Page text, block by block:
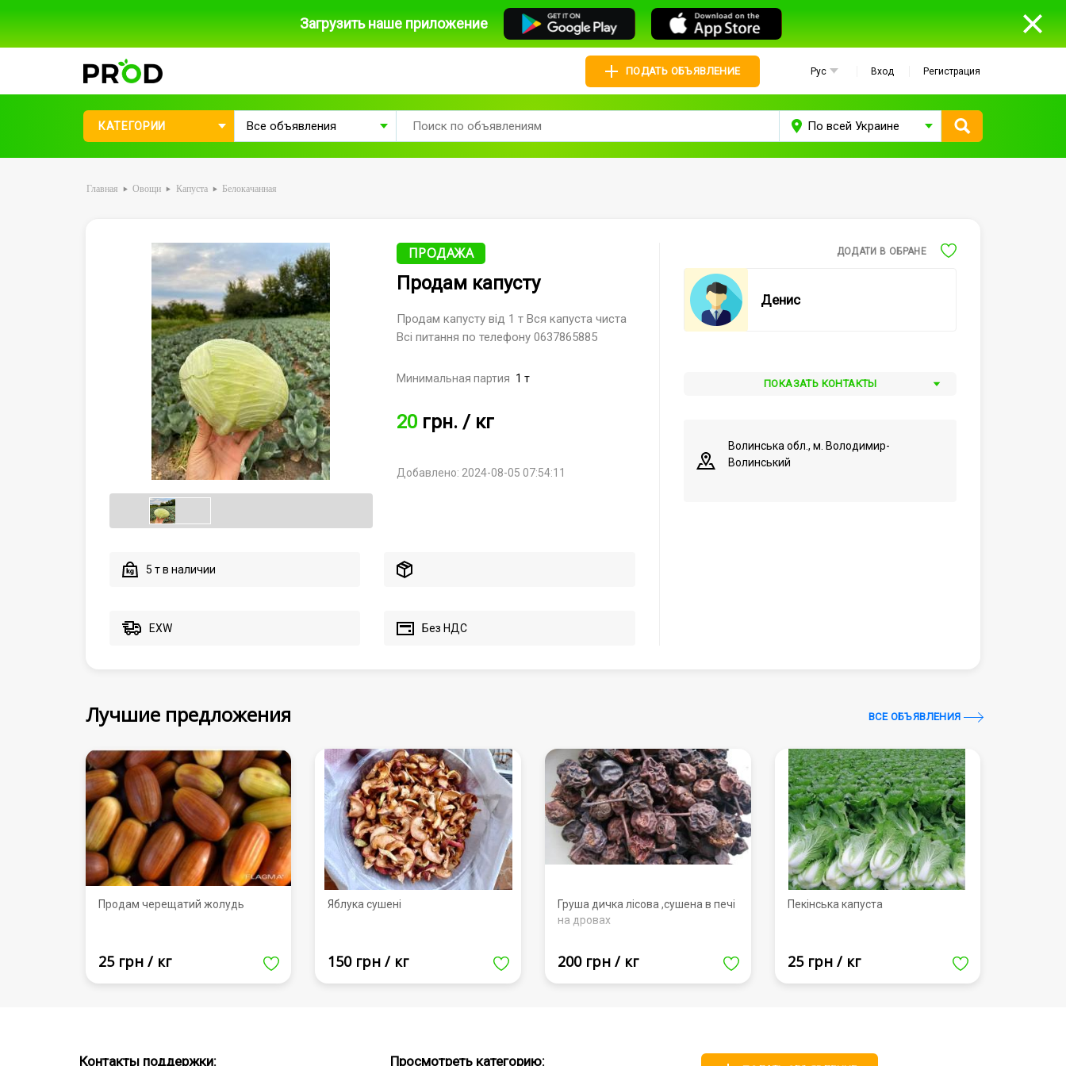
Загрузить наше приложение
ПОДАТЬ ОБЪЯВЛЕНИЕ Рус Вход Регистрация
КАТЕГОРИИ
Главная Овощи Капуста Белокачанная
ПРОДАЖА
Продам капусту
Продам капусту від 1 т Вся капуста чиста
Всі питання по телефону 0637865885
Минимальная партия 1 т
20 грн./ кг
Добавлено: 2024-08-05 07:54:11
5 т в наличии
EXW Без НДС
ДОДАТИ В ОБРАНЕ
Денис
ПОКАЗАТЬ КОНТАКТЫ
Волинська обл., м. Володимир-
Волинський
Лучшие предложения ВСЕ ОБЪЯВЛЕНИЯ
Продам черещатий жолудь
25 грн / кг
Яблука сушені
150 грн / кг
Груша дичка лісова ,сушена в печі
на дровах
200 грн / кг
Пекінська капуста
25 грн / кг
Контакты поддержки: Просмотреть категорию: